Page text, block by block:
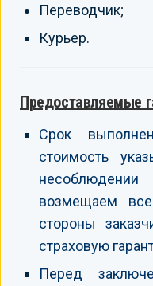
Переводчик;
Курьер.
Предоставляемые
Срок
стоимость
возмещаем
стороны
страховую
Перед